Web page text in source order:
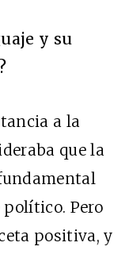
y su
a la
que la
Pero
positiva, y